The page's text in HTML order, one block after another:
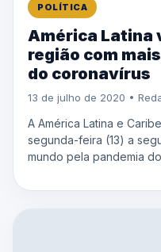
POLÍTICA
América Latina
região com
do coronavírus
13 de julho de 2020 •
A América Latina e
segunda-feira (13) a
mundo pela pandemia